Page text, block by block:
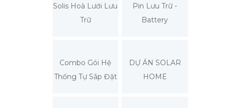
Solis Hoà Lưới Lưu
Trữ
Pin Lưu Trữ -
Battery
Combo Gói Hệ
Thống Tự Sắp Đặt
DỰ ÁN SOLAR
HOME